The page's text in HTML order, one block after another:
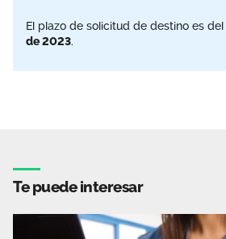
El plazo de solicitud de destino es del
de 2023.
Te puede interesar